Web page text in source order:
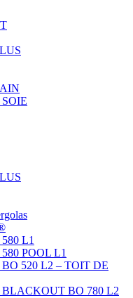
L1
POOL L1
520 L2 – TOIT DE
BO 780 L2